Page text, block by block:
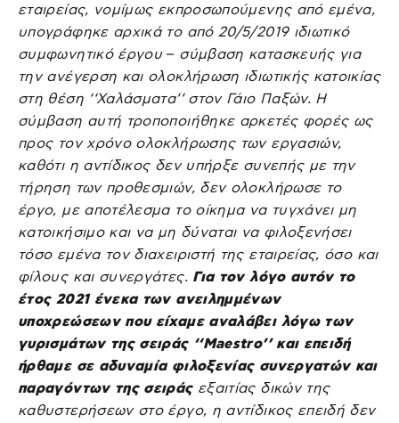
εταιρείας, νομίμως εκπροσωπούμενης από εμένα,
υπογράφηκε αρχικά το από 20/5/2019 ιδιωτικό
συμφωνητικό έργου – σύμβαση κατασκευής για
την ανέγερση και ολοκλήρωση ιδιωτικής κατοικίας
στη θέση ‘‘Χαλάσματα’’ στον Γάιο Παξών. Η
σύμβαση αυτή τροποποιήθηκε αρκετές φορές ως
προς τον χρόνο ολοκλήρωσης των εργασιών,
καθότι η αντίδικος δεν υπήρξε συνεπής με την
τήρηση των προθεσμιών, δεν ολοκλήρωσε το
έργο, με αποτέλεσμα το οίκημα να τυγχάνει μη
κατοικήσιμο και να μη δύναται να φιλοξενήσει
τόσο εμένα τον διαχειριστή της εταιρείας, όσο και
φίλους και συνεργάτες. Για τον λόγο αυτόν το
έτος 2021 ένεκα των ανειλημμένων
υποχρεώσεων που είχαμε αναλάβει λόγω των
γυρισμάτων της σειράς ‘‘Maestro’’ και επειδή
ήρθαμε σε αδυναμία φιλοξενίας συνεργατών και
παραγόντων της σειράςεξαιτίας δικών της
καθυστερήσεων στο έργο, η αντίδικος επειδή δεν